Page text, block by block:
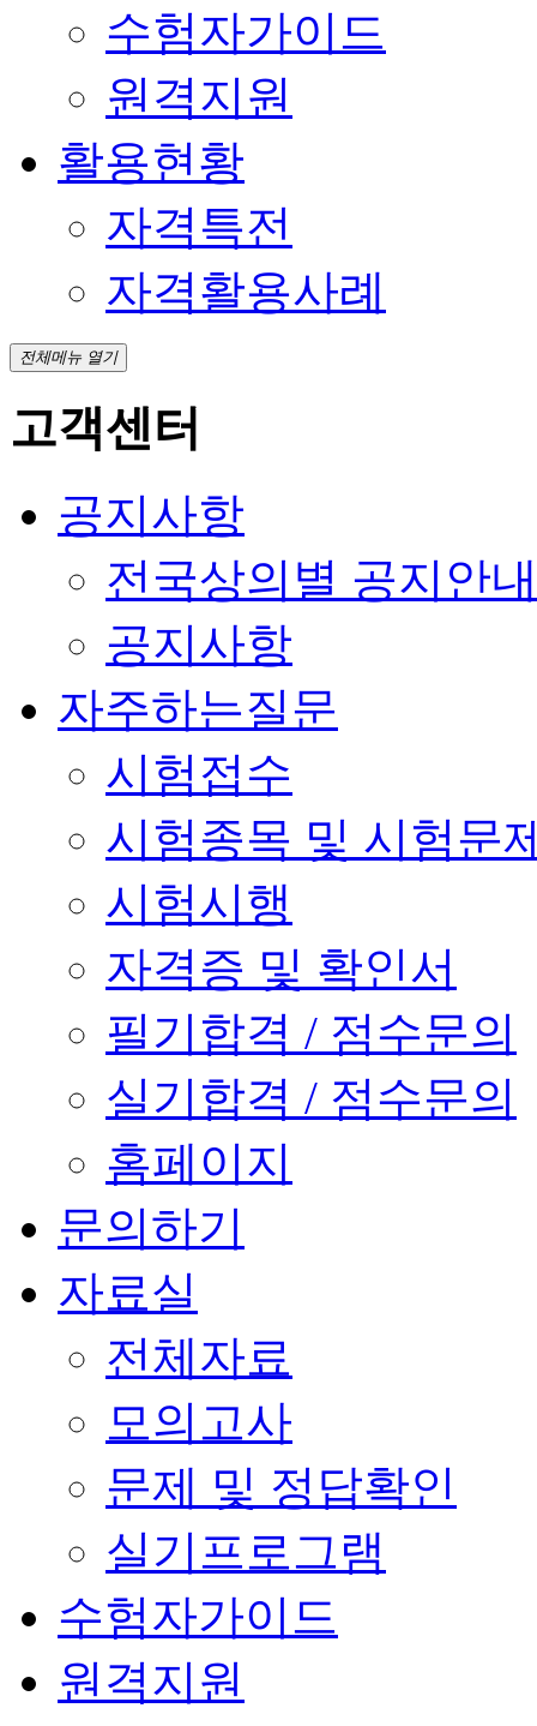
수험자가이드
원격지원
활용현황
자격특전
자격활용사례
전체메뉴 열기
고객센터
공지사항
전국상의별 공지안내
공지사항
자주하는질문
시험접수
시험종목 및 시험문
시험시행
자격증 및 확인서
필기합격 / 점수문의
실기합격 / 점수문의
홈페이지
문의하기
자료실
전체자료
모의고사
문제 및 정답확인
실기프로그램
수험자가이드
원격지원